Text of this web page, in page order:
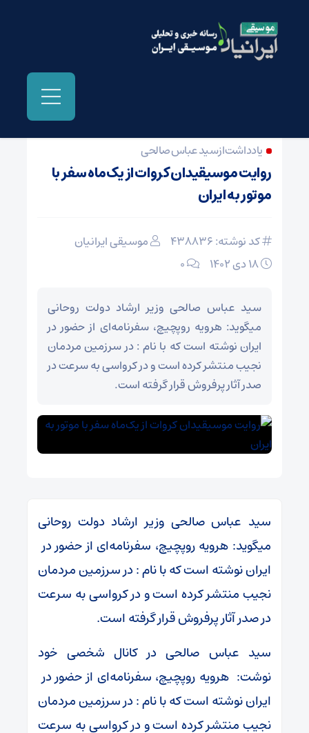
یادداشت از سید عباس صالحی
روایت موسیقیدان کروات از یک‌‌ماه سفر با
موتور به ایران
کد نوشته: 438836
موسیقی ایرانیان
۰
سید عباس صالحی وزیر ارشاد دولت روحانی
میگوید: هرویه روپچیچ، سفرنامه‌ای از حضور در
ایران نوشته است که با نام : در سرزمین مردمان
نجیب منتشر کرده است و در کرواسی به سرعت در
صدر آثار پرفروش قرار گرفته است.
سید عباس صالحی وزیر ارشاد دولت روحانی
میگوید: هرویه روپچیچ، سفرنامه‌ای از حضور در
ایران نوشته است که با نام : در سرزمین مردمان
نجیب منتشر کرده است و در کرواسی به سرعت
در صدر آثار پرفروش قرار گرفته است.
سید عباس صالحی در کانال شخصی خود
نوشت: هرویه روپچیچ، سفرنامه‌ای از حضور در
ایران نوشته است که با نام : در سرزمین مردمان
نجیب منتشر کرده است و در کرواسی به سرعت